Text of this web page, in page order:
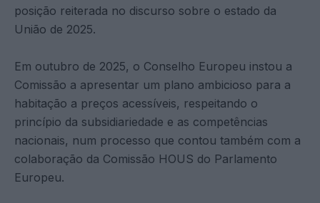
posição reiterada no discurso sobre o estado da
União de 2025.
Em outubro de 2025, o Conselho Europeu instou a
Comissão a apresentar um plano ambicioso para a
habitação a preços acessíveis, respeitando o
princípio da subsidiariedade e as competências
nacionais, num processo que contou também com a
colaboração da Comissão HOUS do Parlamento
Europeu.